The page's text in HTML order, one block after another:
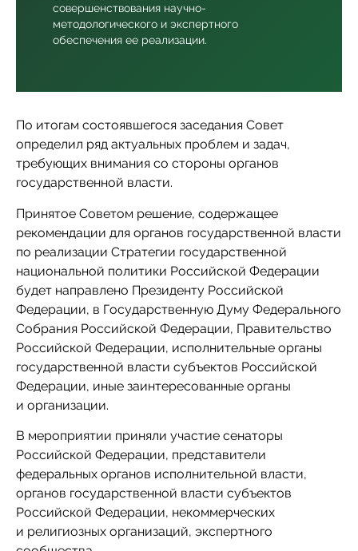
совершенствования научно-
методологического и экспертного
обеспечения ее реализации.
По итогам состоявшегося заседания Совет
определил ряд актуальных проблем и задач,
требующих внимания со стороны органов
государственной власти.
Принятое Советом решение, содержащее
рекомендации для органов государственной власти
по реализации Стратегии государственной
национальной политики Российской Федерации
будет направлено Президенту Российской
Федерации, в Государственную Думу Федерального
Собрания Российской Федерации, Правительство
Российской Федерации, исполнительные органы
государственной власти субъектов Российской
Федерации, иные заинтересованные органы
и организации.
В мероприятии приняли участие сенаторы
Российской Федерации, представители
федеральных органов исполнительной власти,
органов государственной власти субъектов
Российской Федерации, некоммерческих
и религиозных организаций, экспертного